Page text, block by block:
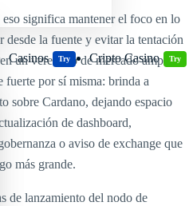
Casinos Try Cripto Casino Try
significa mantener el foco en lo
desde la fuente y evitar la tentación
un veredicto de mercado amplio.
fuerte por sí misma: brinda a
sobre Cardano, dejando espacio
de dashboard,
o aviso de exchange que
más grande.
de lanzamiento del nodo de